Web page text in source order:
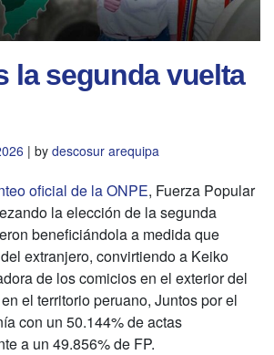
la segunda vuelta
| by descosur arequipa
oficial de la ONPE, Fuerza Popular
la elección de la segunda
beneficiándola a medida que
extranjero, convirtiendo a Keiko
de los comicios en el exterior del
el territorio peruano, Juntos por el
con un 50.144% de actas
a un 49.856% de FP.